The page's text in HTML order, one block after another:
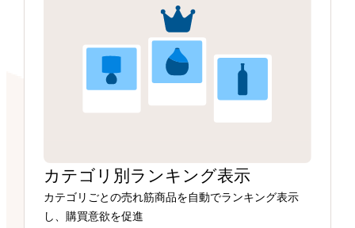
カテゴリ別ランキング表示
カテゴリごとの売れ筋商品を自動でランキング表示
し、購買意欲を促進